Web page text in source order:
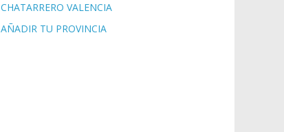
CHATARRERO VALENCIA
AÑADIR TU PROVINCIA